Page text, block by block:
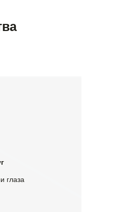
глаза